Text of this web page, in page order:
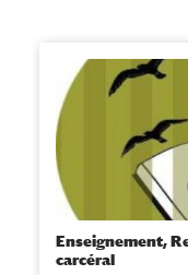
Enseignement,
carcéral